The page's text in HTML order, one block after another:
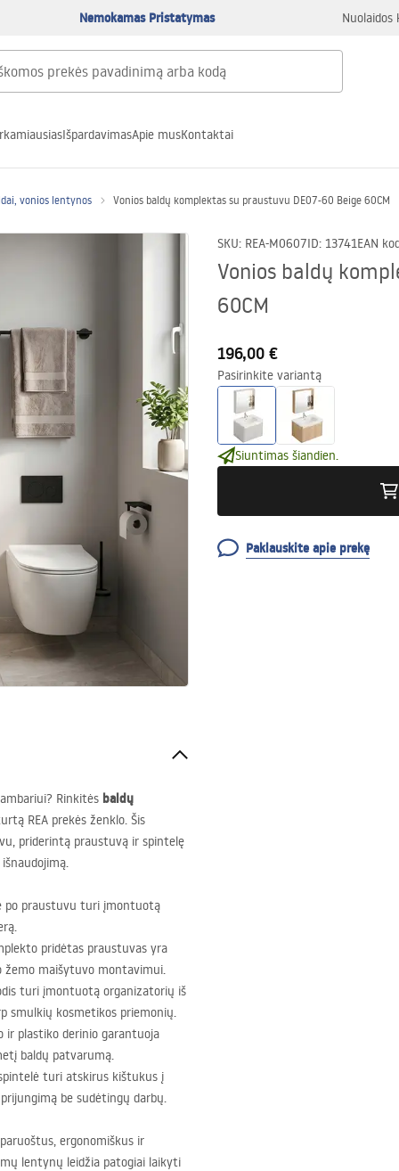
Nemokamas Pristatymas Nuolaidos
IšpardavimasApie musKontaktai
vonios lentynos Vonios baldų komplektas su praustuvu DE07-60 Beige 60CM
SKU: REA-M0607ID: 13741EAN
Vonios baldų
60CM
196,00 €
Pasirinkite variantą
Siuntimas šiandien.
Paklauskite apie prekę
Rinkitės baldų
REA prekės ženklo. Šis
priderintą praustuvą ir spintelę
po praustuvu turi įmontuotą
pridėtas praustuvas yra
žemo maišytuvo montavimui.
turi įmontuotą organizatorių iš
smulkių kosmetikos priemonių.
ir plastiko derinio garantuoja
baldų patvarumą.
turi atskirus kištukus į
be sudėtingų darbų.
ergonomiškus ir
lentynų leidžia patogiai laikyti